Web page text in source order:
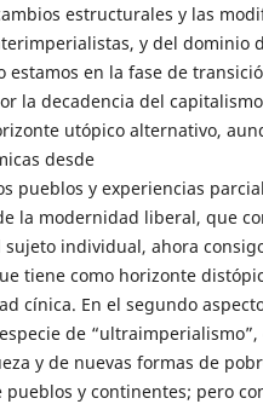
estructurales y las
y del dominio
estamos en la fase de
la decadencia del
utópico alternativo,
desde
pueblos y experiencias
la modernidad liberal, que
individual, ahora
tiene como horizonte
cínica. En el segundo
de
y de nuevas formas de
y continentes; pero